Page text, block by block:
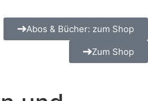
Abos & Bücher: zum Shop
Zum Shop